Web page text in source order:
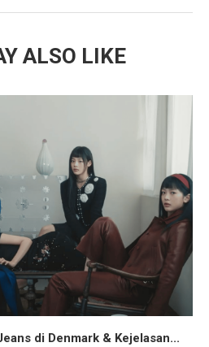
ALSO LIKE
di Denmark & Kejelasan...